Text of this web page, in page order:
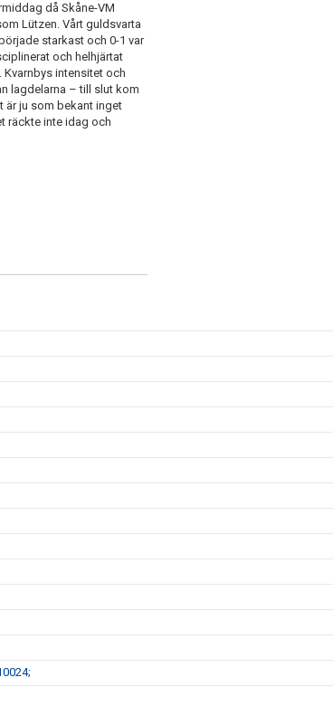
då Skåne-VM
Lützen. Vårt guldsvarta
starkast och 0-1 var
och helhjärtat
Kvarnbys intensitet och
lagdelarna – till slut kom
är ju som bekant inget
räckte inte idag och